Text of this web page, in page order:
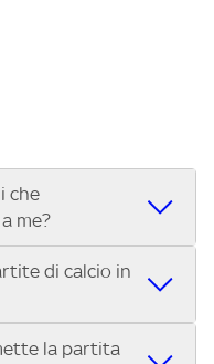
che
me?
vicino a te per
Serie C Sky Wifi, la
League, la UEFA
1®, la MotoGP™ e
di calcio in
mostrano le partite
la partita